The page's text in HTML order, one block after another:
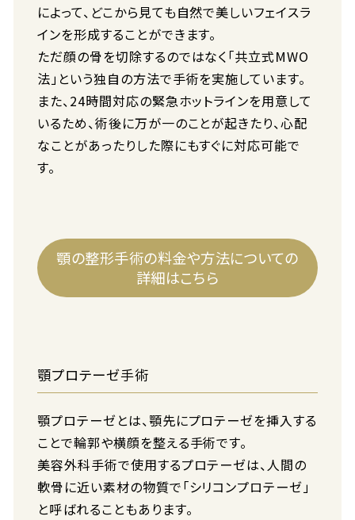
によって、どこから見ても自然で美しいフェイスラ
インを形成することができます。
ただ顔の骨を切除するのではなく「共立式MWO
法」という独自の方法で手術を実施しています。
また、24時間対応の緊急ホットラインを用意して
いるため、術後に万が一のことが起きたり、心配
なことがあったりした際にもすぐに対応可能で
す。
顎の整形手術の料金や方法についての
詳細はこちら
顎プロテーゼ手術
顎プロテーゼとは、顎先にプロテーゼを挿入する
ことで輪郭や横顔を整える手術です。
美容外科手術で使用するプロテーゼは、人間の
軟骨に近い素材の物質で「シリコンプロテーゼ」
と呼ばれることもあります。